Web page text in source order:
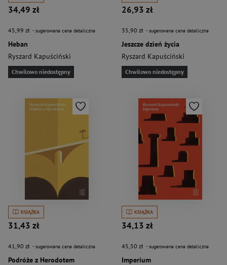
34,49 zł
45,99 zł - sugerowana cena detaliczna
Heban
Ryszard Kapuściński
Chwilowo niedostępny
26,93 zł
35,90 zł - sugerowana cena detaliczna
Jeszcze dzień życia
Ryszard Kapuściński
Chwilowo niedostępny
KSIĄŻKA
31,43 zł
41,90 zł - sugerowana cena detaliczna
Podróże z Herodotem
KSIĄŻKA
34,13 zł
45,50 zł - sugerowana cena detaliczna
Imperium